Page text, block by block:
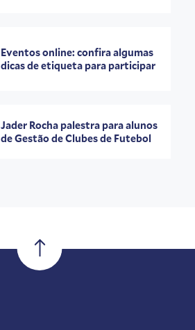
Eventos online: confira algumas
dicas de etiqueta para participar
Jader Rocha palestra para alunos
de Gestão de Clubes de Futebol